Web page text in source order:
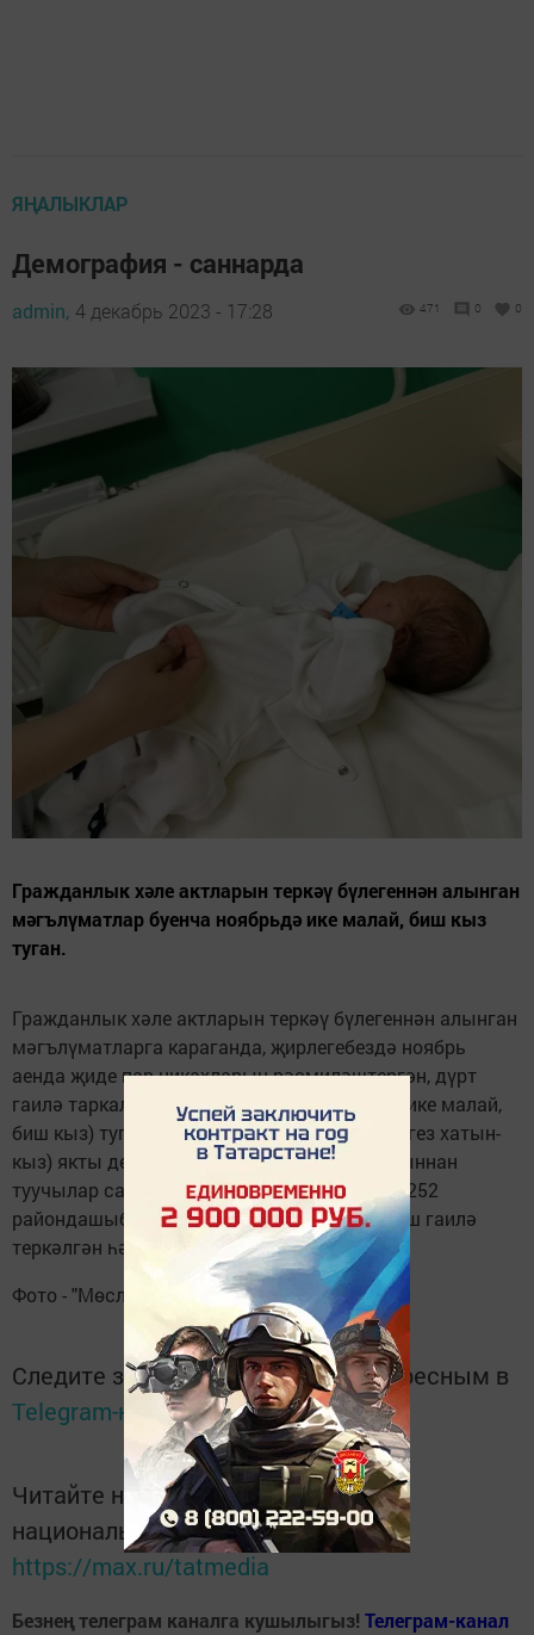
ЯҢАЛЫКЛАР
Демография - саннарда
admin, 4 декабрь 2023 - 17:28 471 0 0
Гражданлык хәле актларын теркәү бүлегеннән алынган
мәгълүматлар буенча ноябрьдә ике малай, биш кыз
туган.
Гражданлык хәле актларын теркәү бүлегеннән алынган
мәгълүматларга караганда, җирлегебездә ноябрь
аенда җиде пар никахларын рәсмиләштергән, дүрт
гаилә таркалган. Бер ай эчендә җиде бала (ике малай,
биш кыз) туган, 17 кеше (тугыз ир-ат һәм сигез хатын-
кыз) якты дөнья белән хушлашкан. Ел башыннан
туучылар саны – 94 кеше. Унбер ай эчендә 252
райондашыбыз бакыйлыкка күчкән, җитмеш гаилә
теркәлгән һәм 62 пар аерылышкан.
Фото - "Мөслим-информ" архивыннан
Следите за самым важным и интересным в
Telegram-каналеТатмедиа
Читайте новости Татарстана в
национальном мессенджере MАХ:
https://max.ru/tatmedia
Безнең телеграм каналга кушылыгыз! Телеграм-канал